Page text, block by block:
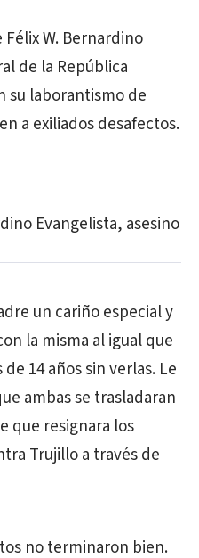
W. Bernardino
de la República
su laborantismo de
a exiliados desafectos.
Evangelista, asesino
un cariño especial y
la misma al igual que
14 años sin verlas. Le
ambas se trasladaran
que resignara los
Trujillo a través de
no terminaron bien.